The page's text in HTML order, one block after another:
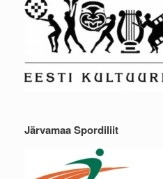
Järvamaa Spordiliit